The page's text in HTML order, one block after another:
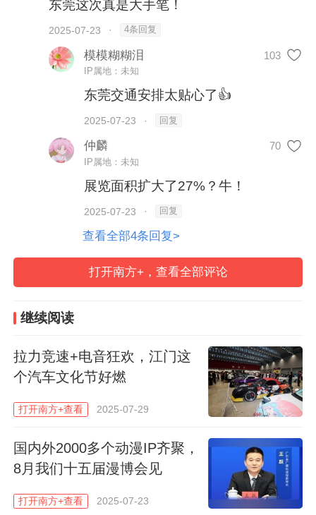
据介绍，第十五届中国国际动漫博览会在总
展览面积、参展企业和IP数量等方面均达到
历届之最。本次展览立足粤港澳大湾区世界
级制造集群与国际化窗口优势，精心打造全
球影视动漫创映厅、IP授权交易所、中国潮
玩之都IP产业链特色工坊、品牌商贸采购中
心、AI赋能新场景等五大展厅，引入40多个
国家和地区的600多家企业机构参展参会，
参展IP共2000多个，展览面积同比扩大
27%，将全方位呈现影视动漫产业最新动态
与趋势图景。
东莞这次真是大手笔！
2025-07-23 · 4条回复
模模糊糊泪 103
IP属地：未知
东莞交通安排太贴心了👍
2025-07-23 · 回复
仲麟 70
IP属地：未知
展览面积扩大了27%？牛！
2025-07-23 · 回复
查看全部4条回复>
打开南方+，查看全部评论
继续阅读
拉力竞速+电音狂欢，江门这
个汽车文化节好燃
打开南方+查看 2025-07-29
国内外2000多个动漫IP齐聚，
8月我们十五届漫博会见
打开南方+查看 2025-07-23